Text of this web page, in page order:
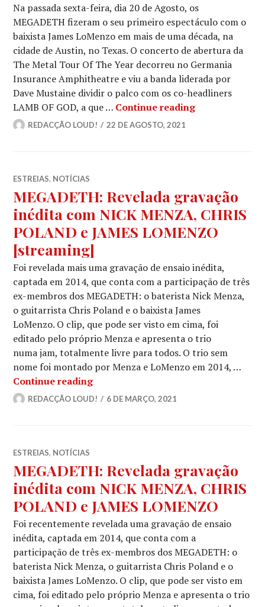
Na passada sexta-feira, dia 20 de Agosto, os
MEGADETH fizeram o seu primeiro espectáculo com o
baixista James LoMenzo em mais de uma década, na
cidade de Austin, no Texas. O concerto de abertura da
The Metal Tour Of The Year decorreu no Germania
Insurance Amphitheatre e viu a banda liderada por
Dave Mustaine dividir o palco com os co-headliners
LAMB OF GOD, a que … Continue readingMEGADETH:
REDACÇÃO LOUD! 22 DE AGOSTO, 2021
ESTREIAS, NOTÍCIAS
MEGADETH: Revelada gravação
inédita com NICK MENZA, CHRIS
POLAND e JAMES LOMENZO
[streaming]
Foi revelada mais uma gravação de ensaio inédita,
captada em 2014, que conta com a participação de três
ex-membros dos MEGADETH: o baterista Nick Menza,
o guitarrista Chris Poland e o baixista James
LoMenzo. O clip, que pode ser visto em cima, foi
editado pelo próprio Menza e apresenta o trio
numa jam, totalmente livre para todos. O trio sem
nome foi montado por Menza e LoMenzo em 2014, …
Continue readingMEGADETH: Revelada gravação
REDACÇÃO LOUD! 6 DE MARÇO, 2021
ESTREIAS, NOTÍCIAS
MEGADETH: Revelada gravação
inédita com NICK MENZA, CHRIS
POLAND e JAMES LOMENZO
Foi recentemente revelada uma gravação de ensaio
inédita, captada em 2014, que conta com a
participação de três ex-membros dos MEGADETH: o
baterista Nick Menza, o guitarrista Chris Poland e o
baixista James LoMenzo. O clip, que pode ser visto em
cima, foi editado pelo próprio Menza e apresenta o trio